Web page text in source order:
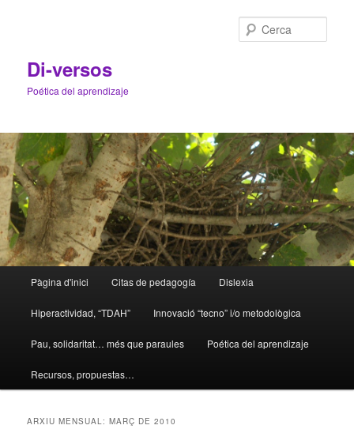
Di-versos
Poética del aprendizaje
Aneu
al
contingut
Aneu
al
contingut
Pàgina d'inici Citas de pedagogía Dislexia
Hiperactividad, “TDAH” Innovació “tecno” i/o metodològica
Pau, solidaritat… més que paraules Poética del aprendizaje
Recursos, propuestas…
ARXIU MENSUAL:MARÇ DE 2010